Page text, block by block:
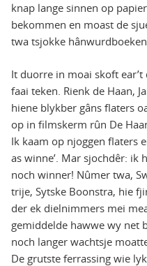
knap lange sinnen op
bekommen en moast de
twa tsjokke
It duorre in moai skoft
faai teken. Rienk de Haan,
hiene blykber gâns flaters
op in filmskerm rûn De
Ik kaam op njoggen flaters
as winne’. Mar sjochdêr: ik
noch winner! Nûmer twa,
trije, Sytske Boonstra, hie
der ek dielnimmers mei
gemiddelde hawwe wy net
noch langer wachtsje
De grutste ferrassing wie